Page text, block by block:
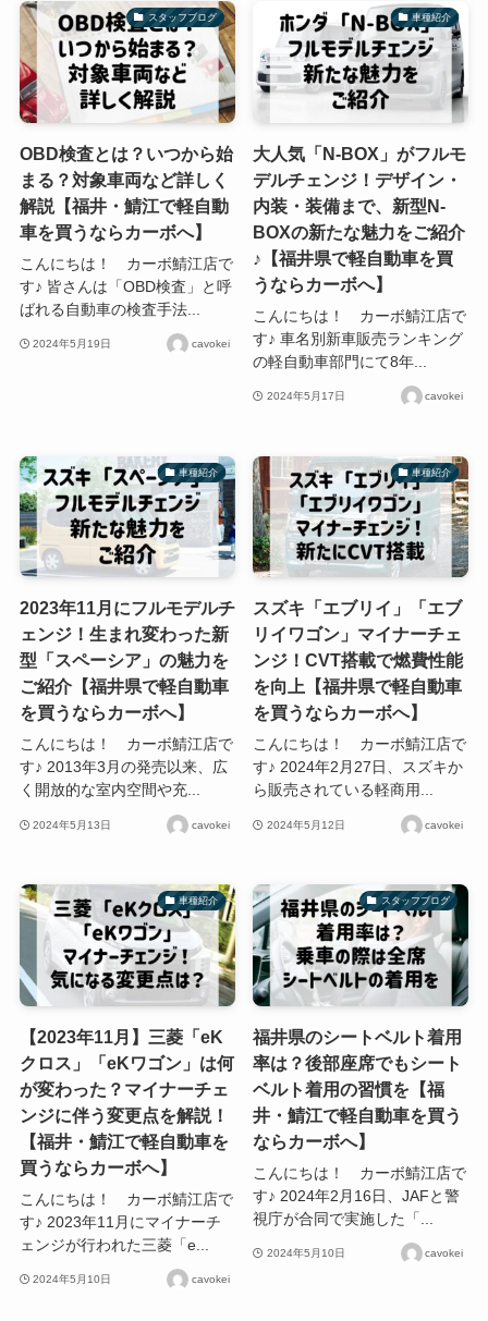
スタッフブログ
OBD検査とは？いつから始
まる？対象車両など詳しく
解説【福井・鯖江で軽自動
車を買うならカーボへ】
こんにちは！ カーボ鯖江店で
す♪ 皆さんは「OBD検査」と呼
ばれる自動車の検査手法...
2024年5月19日 cavokei
車種紹介
大人気「N-BOX」がフルモ
デルチェンジ！デザイン・
内装・装備まで、新型N-
BOXの新たな魅力をご紹介
♪【福井県で軽自動車を買
うならカーボへ】
こんにちは！ カーボ鯖江店で
す♪ 車名別新車販売ランキング
の軽自動車部門にて8年...
2024年5月17日 cavokei
車種紹介
2023年11月にフルモデルチ
ェンジ！生まれ変わった新
型「スペーシア」の魅力を
ご紹介【福井県で軽自動車
を買うならカーボへ】
こんにちは！ カーボ鯖江店で
す♪ 2013年3月の発売以来、広
く開放的な室内空間や充...
2024年5月13日 cavokei
車種紹介
スズキ「エブリイ」「エブ
リイワゴン」マイナーチェ
ンジ！CVT搭載で燃費性能
を向上【福井県で軽自動車
を買うならカーボへ】
こんにちは！ カーボ鯖江店で
す♪ 2024年2月27日、スズキか
ら販売されている軽商用...
2024年5月12日 cavokei
車種紹介
【2023年11月】三菱「eK
クロス」「eKワゴン」は何
が変わった？マイナーチェ
ンジに伴う変更点を解説！
【福井・鯖江で軽自動車を
買うならカーボへ】
こんにちは！ カーボ鯖江店で
す♪ 2023年11月にマイナーチ
ェンジが行われた三菱「e...
2024年5月10日 cavokei
スタッフブログ
福井県のシートベルト着用
率は？後部座席でもシート
ベルト着用の習慣を【福
井・鯖江で軽自動車を買う
ならカーボへ】
こんにちは！ カーボ鯖江店で
す♪ 2024年2月16日、JAFと警
視庁が合同で実施した「...
2024年5月10日 cavokei